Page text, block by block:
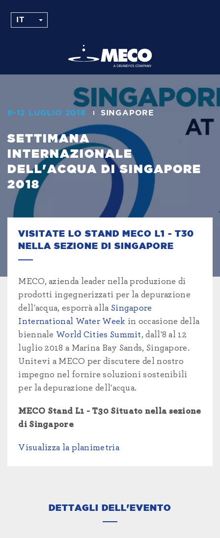
8-12 LUGLIO 2018 SINGAPORE
SETTIMANA
INTERNAZIONALE
DELL'ACQUA DI SINGAPORE
2018
VISITATE LO STAND MECO L1 - T30
NELLA SEZIONE DI SINGAPORE
MECO, azienda leader nella produzione di
prodotti ingegnerizzati per la depurazione
dell'acqua, esporrà alla Singapore
International Water Week in occasione della
biennale World Cities Summit, dall'8 al 12
luglio 2018 a Marina Bay Sands, Singapore.
Unitevi a MECO per discutere del nostro
impegno nel fornire soluzioni sostenibili
per la depurazione dell'acqua.
MECO Stand L1 - T30 Situato nella sezione
di Singapore
Visualizza la planimetria
DETTAGLI DELL'EVENTO